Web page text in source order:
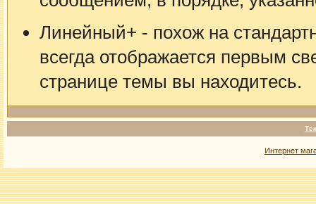
Линейный+ - похож на
всегда отображается первым
странице темы вы находитесь.
Интернет